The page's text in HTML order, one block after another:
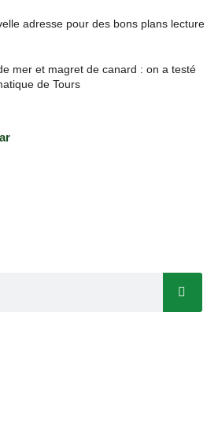
adresse pour des bons plans lecture
mer et magret de canard : on a testé
de Tours